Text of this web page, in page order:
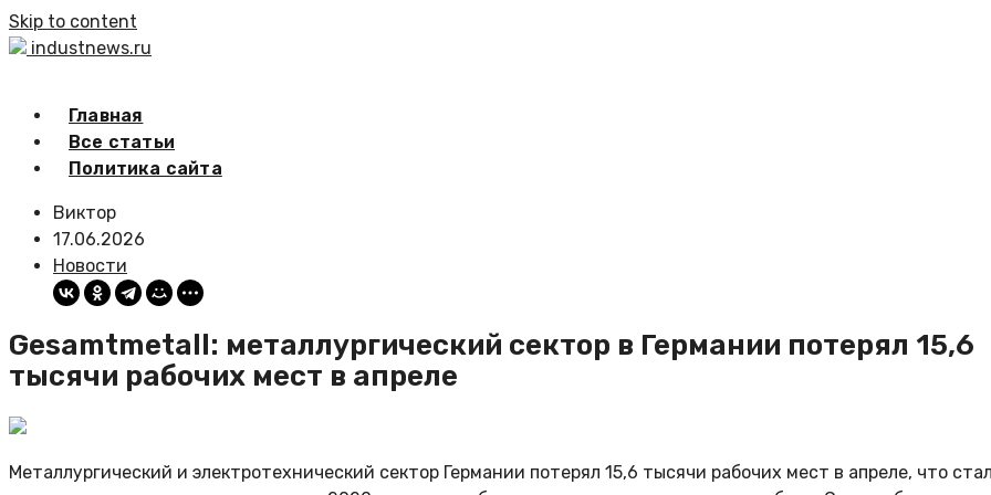
Skip to content
industnews.ru
Главная
Все статьи
Политика сайта
Виктор
17.06.2026
Новости
Gesamtmetall: металлургический сектор в Германии потерял 15,6
тысячи рабочих мест в апреле
Металлургический и электротехнический сектор Германии потерял 15,6 тысячи рабочих мест в апреле, что